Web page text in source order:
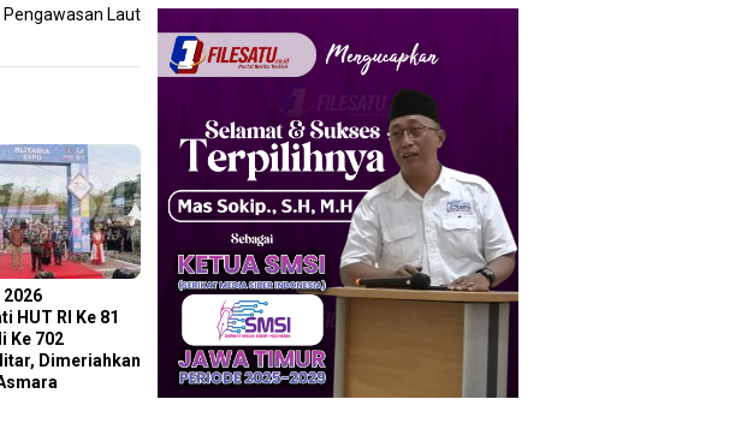
Laut
2026
HUT RI Ke 81
Ke 702
Dimeriahkan